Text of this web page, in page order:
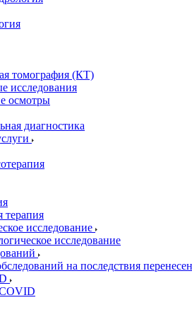
томография (КТ)
исследования
осмотры
диагностика
терапия
исследование
исследование
на последствия